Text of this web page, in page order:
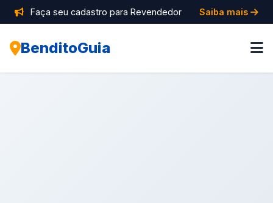
Faça seu cadastro para Revendedor Saiba mais
BenditoGuia